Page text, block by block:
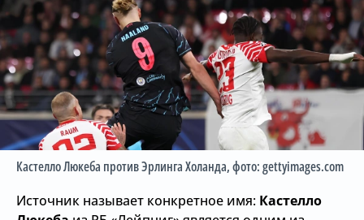
Кастелло Люкеба против Эрлинга Холанда, фото: gettyimages.com
Источник называет конкретное имя: Кастелло